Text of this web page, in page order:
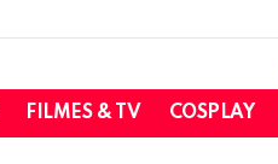
FILMES & TV COSPLAY